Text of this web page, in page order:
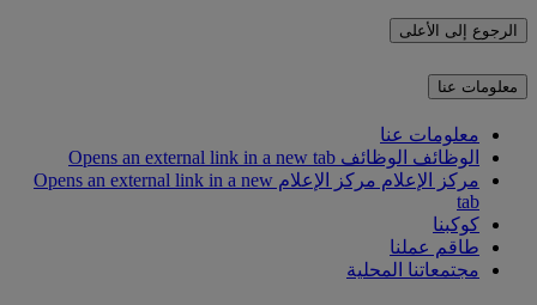
الرجوع إلى الأعلى
معلومات عنا
معلومات عنا
الوظائف الوظائف Opens an external link in a new tab
مركز الإعلام
مركز الإعلام Opens an external link in a new
tab
كوكبنا
طاقم عملنا
مجتمعاتنا المحلية